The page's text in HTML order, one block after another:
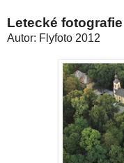
Letecké fotografie
Autor: Flyfoto 2012